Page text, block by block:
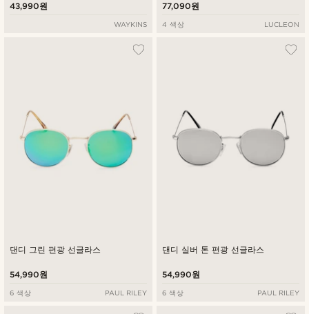
43,990원
WAYKINS
77,090원
4 색상 LUCLEON
댄디 그린 편광 선글라스
54,990원
6 색상 PAUL RILEY
댄디 실버 톤 편광 선글라스
54,990원
6 색상 PAUL RILEY